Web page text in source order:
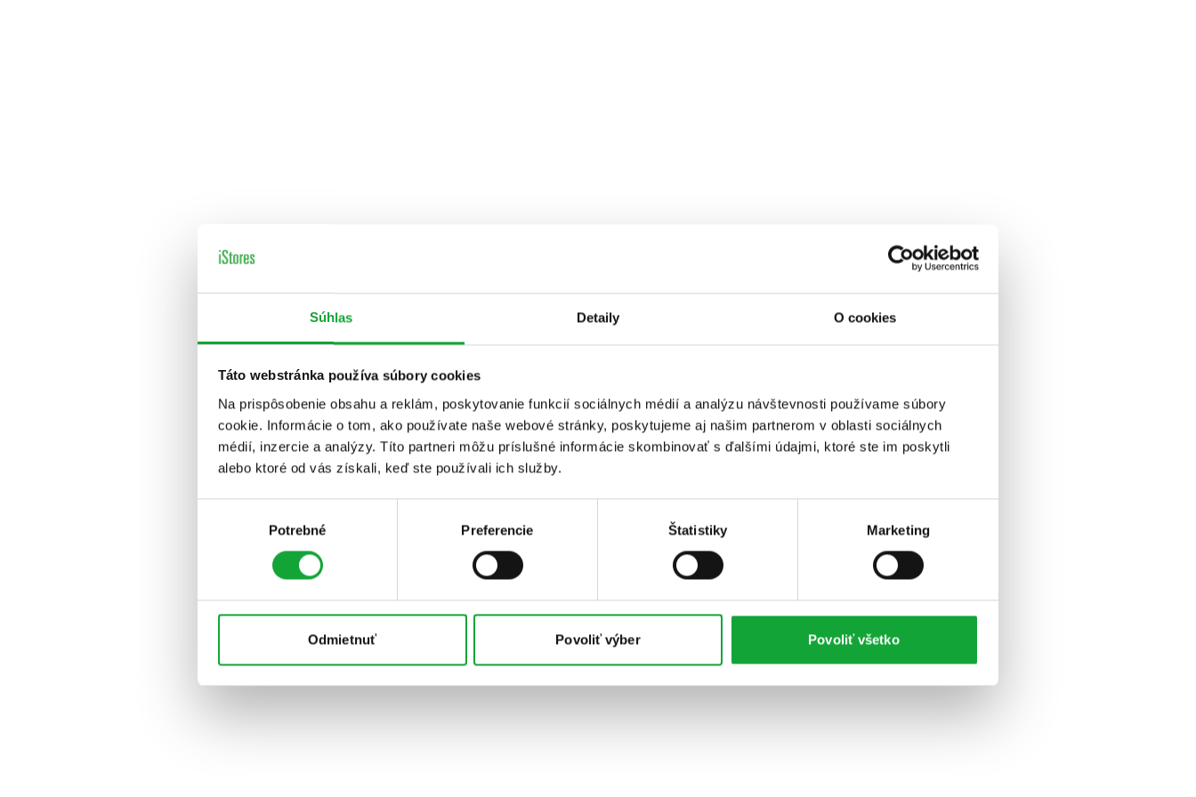
Súhlas Detaily O cookies
Táto webstránka používa súbory cookies
Na prispôsobenie obsahu a reklám, poskytovanie funkcií sociálnych médií a analýzu návštevnosti používame súbory
cookie. Informácie o tom, ako používate naše webové stránky, poskytujeme aj našim partnerom v oblasti sociálnych
médií, inzercie a analýzy. Títo partneri môžu príslušné informácie skombinovať s ďalšími údajmi, ktoré ste im poskytli
alebo ktoré od vás získali, keď ste používali ich služby.
Potrebné Preferencie Štatistiky Marketing
Odmietnuť Povoliť výber Povoliť všetko